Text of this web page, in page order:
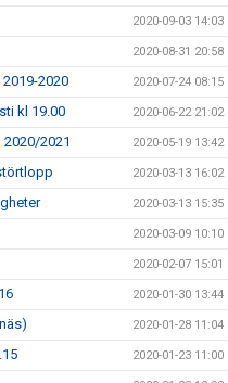
2020-09-03 14:03
2020-08-31 20:58
2020 2020-07-24 08:15
kl 19.00 2020-06-22 21:02
2021 2020-05-19 13:42
2020-03-13 16:02
2020-03-13 15:35
2020-03-09 10:10
2020-02-07 15:01
2020-01-30 13:44
2020-01-28 11:04
2020-01-23 11:00